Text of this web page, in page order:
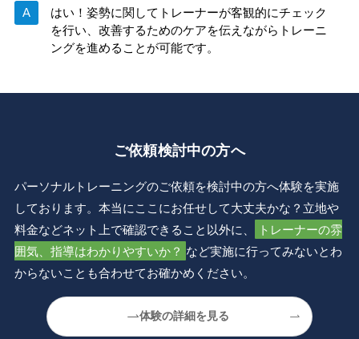
はい！姿勢に関してトレーナーが客観的にチェック
を行い、改善するためのケアを伝えながらトレーニ
ングを進めることが可能です。
ご依頼検討中の方へ
パーソナルトレーニングのご依頼を検討中の方へ体験を実施
しております。本当にここにお任せして大丈夫かな？立地や
料金などネット上で確認できること以外に、
トレーナーの雰
囲気、指導はわかりやすいか？ など実施に行ってみないとわ
からないことも合わせてお確かめください。
体験の詳細を見る